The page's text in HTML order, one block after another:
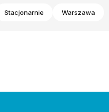
Stacjonarnie Warszawa